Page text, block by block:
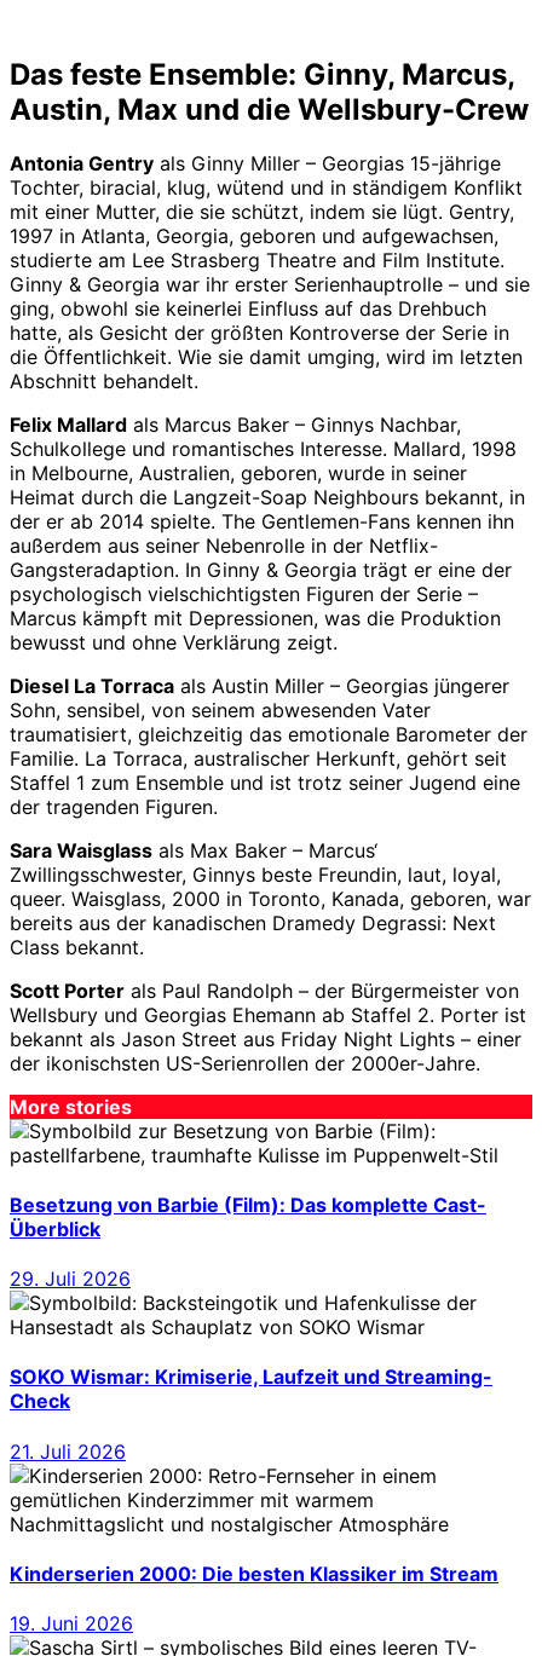
Das feste Ensemble: Ginny, Marcus,
Austin, Max und die Wellsbury-Crew
Antonia Gentry als Ginny Miller – Georgias 15-jährige
Tochter, biracial, klug, wütend und in ständigem Konflikt
mit einer Mutter, die sie schützt, indem sie lügt. Gentry,
1997 in Atlanta, Georgia, geboren und aufgewachsen,
studierte am Lee Strasberg Theatre and Film Institute.
Ginny & Georgia war ihr erster Serienhauptrolle – und sie
ging, obwohl sie keinerlei Einfluss auf das Drehbuch
hatte, als Gesicht der größten Kontroverse der Serie in
die Öffentlichkeit. Wie sie damit umging, wird im letzten
Abschnitt behandelt.
Felix Mallard als Marcus Baker – Ginnys Nachbar,
Schulkollege und romantisches Interesse. Mallard, 1998
in Melbourne, Australien, geboren, wurde in seiner
Heimat durch die Langzeit-Soap Neighbours bekannt, in
der er ab 2014 spielte. The Gentlemen-Fans kennen ihn
außerdem aus seiner Nebenrolle in der Netflix-
Gangsteradaption. In Ginny & Georgia trägt er eine der
psychologisch vielschichtigsten Figuren der Serie –
Marcus kämpft mit Depressionen, was die Produktion
bewusst und ohne Verklärung zeigt.
Diesel La Torraca als Austin Miller – Georgias jüngerer
Sohn, sensibel, von seinem abwesenden Vater
traumatisiert, gleichzeitig das emotionale Barometer der
Familie. La Torraca, australischer Herkunft, gehört seit
Staffel 1 zum Ensemble und ist trotz seiner Jugend eine
der tragenden Figuren.
Sara Waisglass als Max Baker – Marcus‘
Zwillingsschwester, Ginnys beste Freundin, laut, loyal,
queer. Waisglass, 2000 in Toronto, Kanada, geboren, war
bereits aus der kanadischen Dramedy Degrassi: Next
Class bekannt.
Scott Porter als Paul Randolph – der Bürgermeister von
Wellsbury und Georgias Ehemann ab Staffel 2. Porter ist
bekannt als Jason Street aus Friday Night Lights – einer
der ikonischsten US-Serienrollen der 2000er-Jahre.
More stories
Besetzung von Barbie (Film): Das komplette Cast-
Überblick
29. Juli 2026
SOKO Wismar: Krimiserie, Laufzeit und Streaming-
Check
21. Juli 2026
Kinderserien 2000: Die besten Klassiker im Stream
19. Juni 2026